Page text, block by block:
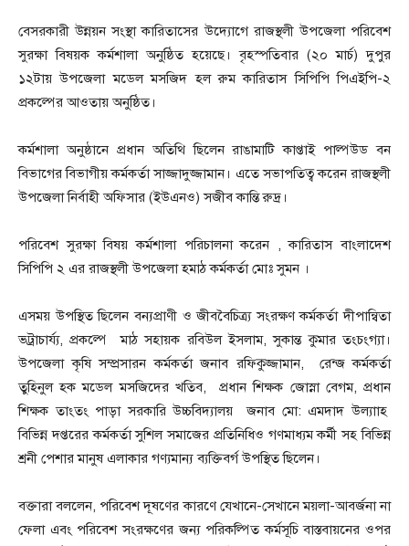
বেসরকারী উন্নয়ন সংস্থা কারিতাসের উদ্যোগে রাজস্থলী উপজেলা পরিবেশ
সুরক্ষা বিষয়ক কর্মশালা অনুষ্ঠিত হয়েছে। বৃহস্পতিবার (২০ মার্চ) দুপুর
১২টায় উপজেলা মডেল মসজিদ হল রুম কারিতাস সিপিপি পিএইপি-২
প্রকল্পের আওতায় অনুষ্ঠিত।
কর্মশালা অনুষ্ঠানে প্রধান অতিথি ছিলেন রাঙামাটি কাপ্তাই পাল্পউড বন
বিভাগের বিভাগীয় কর্মকর্তা সাজ্জাদুজ্জামান। এতে সভাপতিত্ব করেন রাজস্থলী
উপজেলা নির্বাহী অফিসার (ইউএনও) সজীব কান্তি রুদ্র।
পরিবেশ সুরক্ষা বিষয় কর্মশালা পরিচালনা করেন , কারিতাস বাংলাদেশ
সিপিপি ২ এর রাজস্থলী উপজেলা হমাঠ কর্মকর্তা মোঃ সুমন ।
এসময় উপস্থিত ছিলেন বন্যপ্রাণী ও জীববৈচিত্র্য সংরক্ষণ কর্মকর্তা দীপান্বিতা
ভট্রাচার্য্য, প্রকল্পে মাঠ সহায়ক রবিউল ইসলাম, সুকান্ত কুমার তংচংগ্যা।
উপজেলা কৃষি সম্প্রসারন কর্মকর্তা জনাব রফিকুজ্জামান, রেন্জ কর্মকর্তা
তুহিনুল হক মডেল মসজিদের খতিব, প্রধান শিক্ষক জোস্না বেগম, প্রধান
শিক্ষক তাংতং পাড়া সরকারি উচ্চবিদ্যালয় জনাব মো: এমদাদ উল্যাাহ
বিভিন্ন দপ্তরের কর্মকর্তা সুশিল সমাজের প্রতিনিধিও গণমাধ্যম কর্মী সহ বিভিন্ন
শ্রনী পেশার মানুষ এলাকার গণ্যমান্য ব্যক্তিবর্গ উপস্থিত ছিলেন।
বক্তারা বললেন, পরিবেশ দূষণের কারণে যেখানে-সেখানে ময়লা-আবর্জনা না
ফেলা এবং পরিবেশ সংরক্ষণের জন্য পরিকল্পিত কর্মসূচি বাস্তবায়নের ওপর